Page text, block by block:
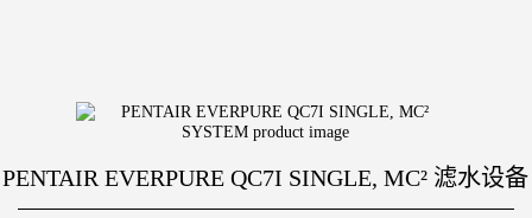
PENTAIR EVERPURE QC7I SINGLE, MC² 滤水设备